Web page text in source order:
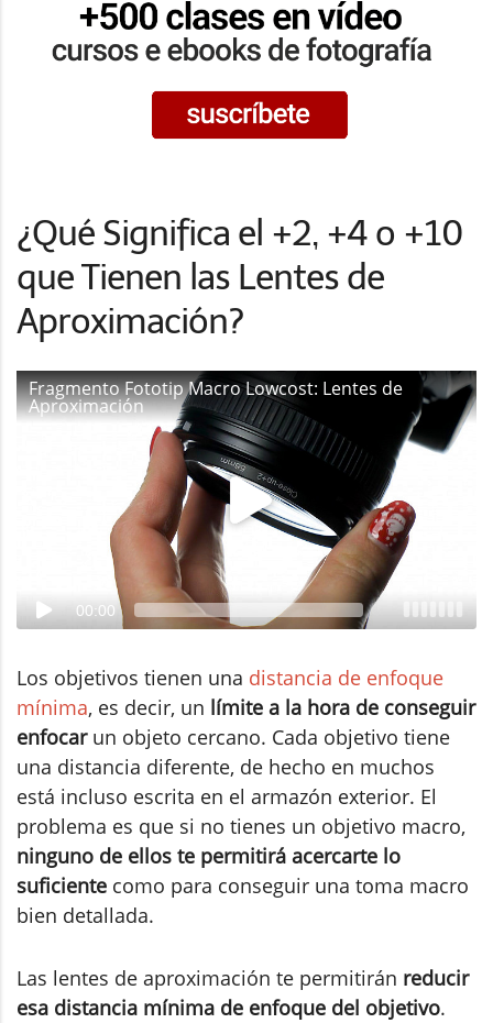
¿Qué Significa el +2, +4 o +10
que Tienen las Lentes de
Aproximación?
Fragmento Fototip Macro Lowcost: Lentes de
Aproximación
00:00
Los objetivos tienen una distancia de enfoque
mínima, es decir, un límite a la hora de conseguir
enfocarun objeto cercano. Cada objetivo tiene
una distancia diferente, de hecho en muchos
está incluso escrita en el armazón exterior. El
problema es que si no tienes un objetivo macro,
ninguno de ellos te permitirá acercarte lo
suficiente como para conseguir una toma macro
bien detallada.
Las lentes de aproximación te permitirán reducir
esa distancia mínima de enfoque del objetivo.